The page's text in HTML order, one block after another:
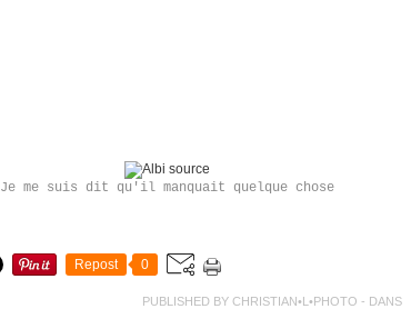
Je me suis dit qu'il manquait quelque chose
Repost 0
PUBLISHED BY CHRISTIAN•L•PHOTO - DANS